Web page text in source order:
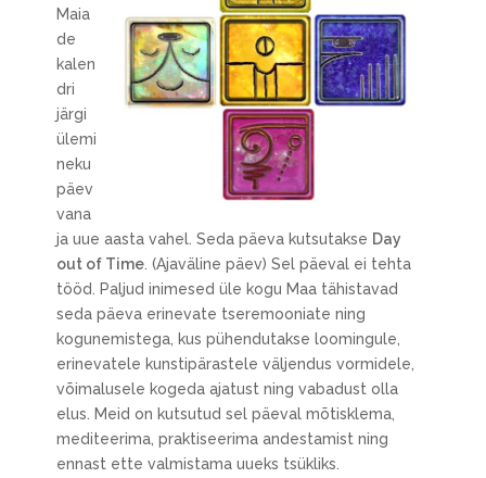
Maia
de
kalen
dri
järgi
ülemi
neku
päev
vana
ja uue aasta vahel. Seda päeva kutsutakse Day
out of Time. (Ajaväline päev) Sel päeval ei tehta
tööd. Paljud inimesed üle kogu Maa tähistavad
seda päeva erinevate tseremooniate ning
kogunemistega, kus pühendutakse loomingule,
erinevatele kunstipärastele väljendus vormidele,
võimalusele kogeda ajatust ning vabadust olla
elus. Meid on kutsutud sel päeval mõtisklema,
mediteerima, praktiseerima andestamist ning
ennast ette valmistama uueks tsükliks.